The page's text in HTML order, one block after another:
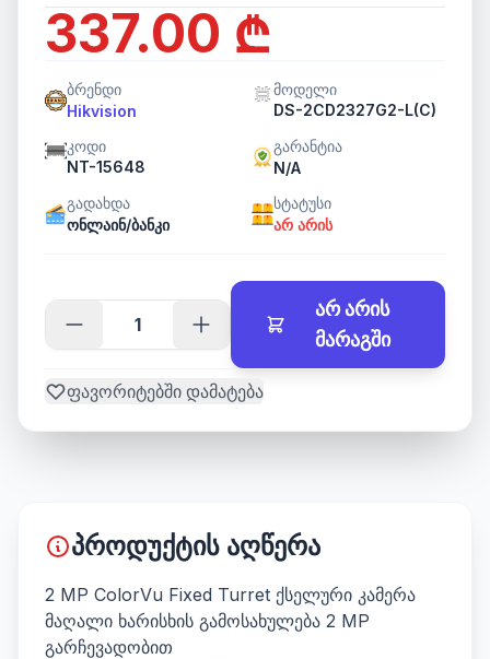
337.00 ₾
ბრენდი
Hikvision
მოდელი
DS-2CD2327G2-L(C)
კოდი
NT-15648
გარანტია
N/A
გადახდა
ონლაინ/ბანკი
სტატუსი
არ არის
არ არის
მარაგში
ფავორიტებში დამატება
პროდუქტის აღწერა
2 MP ColorVu Fixed Turret ქსელური კამერა
მაღალი ხარისხის გამოსახულება 2 MP
გარჩევადობით